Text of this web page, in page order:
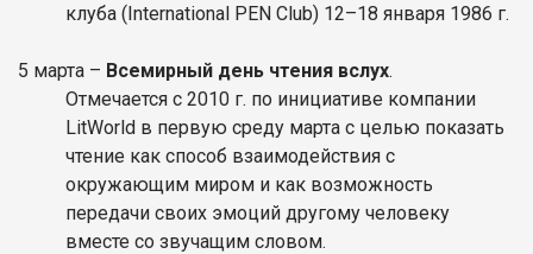
клуба (International PEN Club) 12–18 января 1986 г.
5 марта – Всемирный день чтения вслух.
Отмечается с 2010 г. по инициативе компании
LitWorld в первую среду марта с целью показать
чтение как способ взаимодействия с
окружающим миром и как возможность
передачи своих эмоций другому человеку
вместе со звучащим словом.